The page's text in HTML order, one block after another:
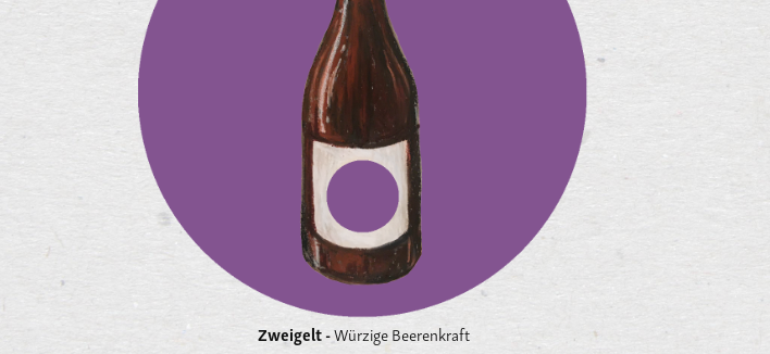
Zweigelt -Würzige Beerenkraft